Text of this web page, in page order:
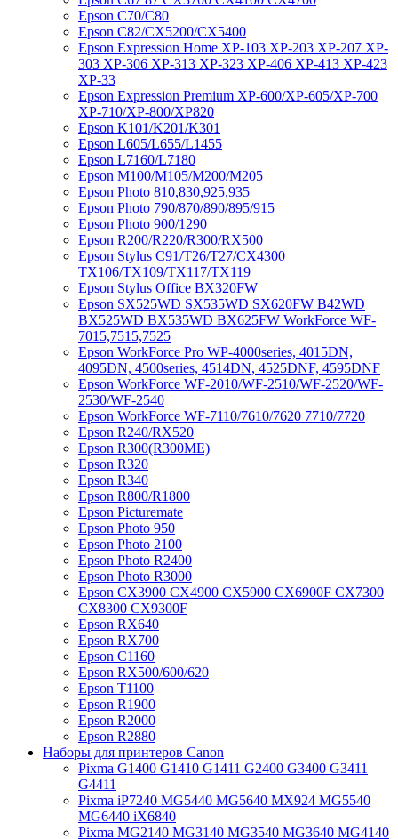
Epson C70/C80
Epson C82/CX5200/CX5400
Epson Expression Home XP-103 XP-203 XP-207 XP-
303 XP-306 XP-313 XP-323 XP-406 XP-413 XP-423
XP-33
Epson Expression Premium XP-600/XP-605/XP-700
XP-710/XP-800/XP820
Epson K101/K201/K301
Epson L605/L655/L1455
Epson L7160/L7180
Epson M100/M105/M200/M205
Epson Photo 810,830,925,935
Epson Photo 790/870/890/895/915
Epson Photo 900/1290
Epson R200/R220/R300/RX500
Epson Stylus C91/T26/T27/CX4300
TX106/TX109/TX117/TX119
Epson Stylus Office BX320FW
Epson SX525WD SX535WD SX620FW B42WD
BX525WD BX535WD BX625FW WorkForce WF-
7015,7515,7525
Epson WorkForce Pro WP-4000series, 4015DN,
4095DN, 4500series, 4514DN, 4525DNF, 4595DNF
Epson WorkForce WF-2010/WF-2510/WF-2520/WF-
2530/WF-2540
Epson WorkForce WF-7110/7610/7620 7710/7720
Epson R240/RX520
Epson R300(R300ME)
Epson R320
Epson R340
Epson R800/R1800
Epson Picturemate
Epson Photo 950
Epson Photo 2100
Epson Photo R2400
Epson Photo R3000
Epson CX3900 CX4900 CX5900 CX6900F CX7300
CX8300 CX9300F
Epson RX640
Epson RX700
Epson C1160
Epson RX500/600/620
Epson T1100
Epson R1900
Epson R2000
Epson R2880
Наборы для принтеров Canon
Pixma G1400 G1410 G1411 G2400 G3400 G3411
G4411
Pixma iP7240 MG5440 MG5640 MX924 MG5540
MG6440 iX6840
Pixma MG2140 MG3140 MG3540 MG3640 MG4140